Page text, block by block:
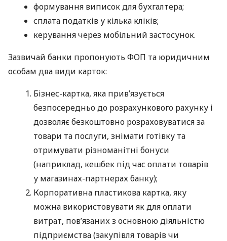
формування виписок для бухгалтера;
сплата податків у кілька кліків;
керування через мобільний застосунок.
Зазвичай банки пропонують ФОП та юридичним
особам два види карток:
Бізнес-картка, яка прив’язується
безпосередньо до розрахункового рахунку і
дозволяє безкоштовно розраховуватися за
товари та послуги, знімати готівку та
отримувати різноманітні бонуси
(наприклад, кешбек під час оплати товарів
у магазинах-партнерах банку);
Корпоративна пластикова картка, яку
можна використовувати як для оплати
витрат, пов’язаних з основною діяльністю
підприємства (закупівля товарів чи